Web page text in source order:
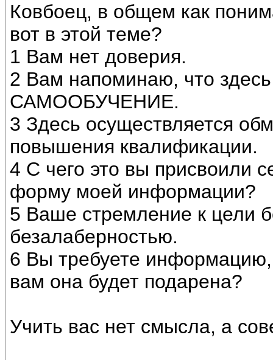
Ковбоец, в общем как
вот в этой теме?
1 Вам нет доверия.
2 Вам напоминаю, что
САМООБУЧЕНИЕ.
3 Здесь осуществляется
повышения квалификации.
4 С чего это вы присвоили
форму моей информации?
5 Ваше стремление к цели
безалаберностью.
6 Вы требуете информацию,
вам она будет подарена?
Учить вас нет смысла, а